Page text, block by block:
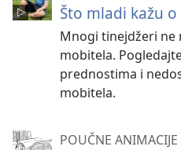
Što mladi kažu
Mnogi tinejdžeri ne
mobitela.
prednostima i
mobitela.
POUČNE ANIMACIJE